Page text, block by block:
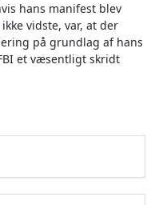
hans manifest blev
vidste, var, at der
på grundlag af hans
et væsentligt skridt